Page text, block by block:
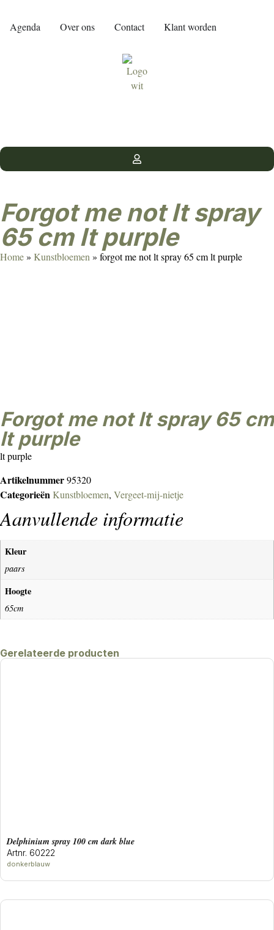
Agenda Over ons Contact Klant worden
forgot me not lt spray
65 cm lt purple
Home» Kunstbloemen » forgot me not lt spray 65 cm lt purple
forgot me not lt spray 65 cm
lt purple
lt purple
Artikelnummer95320
CategorieënKunstbloemen, Vergeet-mij-nietje
Aanvullende informatie
Kleur
paars
Hoogte
65cm
Gerelateerde producten
delphinium spray 100 cm dark blue
Artnr. 60222
donkerblauw